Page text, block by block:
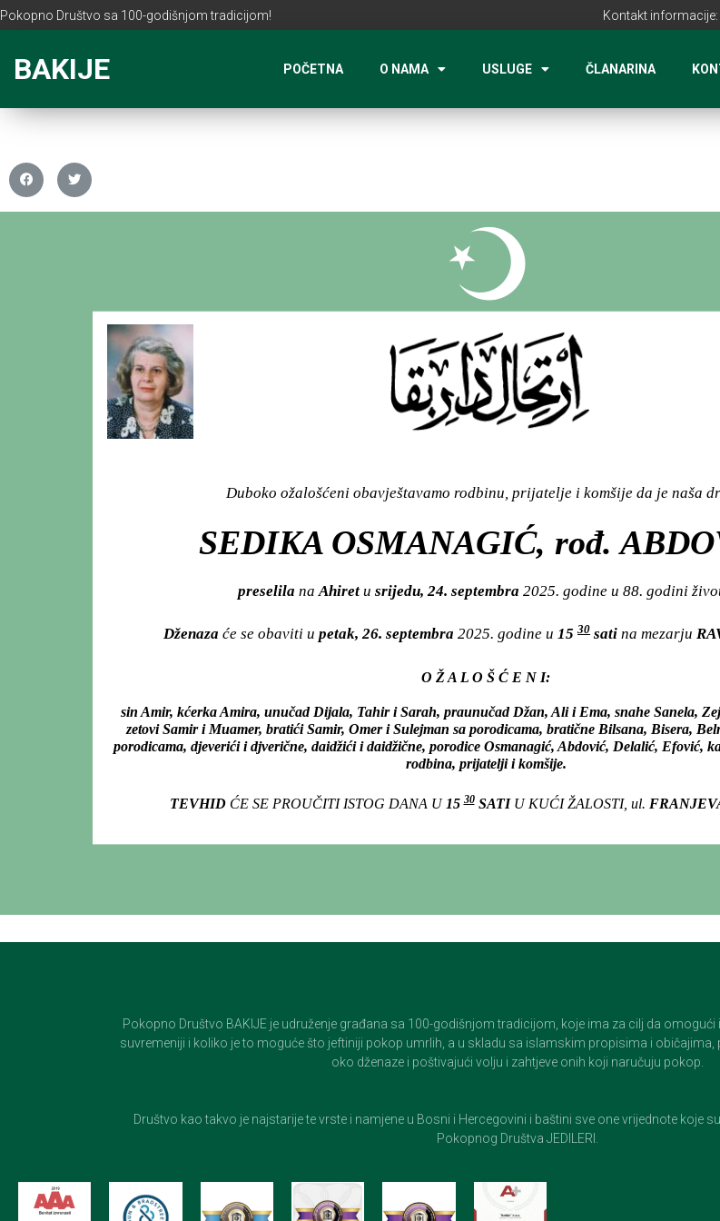
Pokopno Društvo sa 100-godišnjom tradicijom! Kontakt informacije:
BAKIJE POČETNA O NAMA USLUGE ČLANARINA
Duboko ožalošćeni obavještavamo rodbinu, prijatelje i komšije da je naša
SEDIKA OSMANAGIĆ, rođ.
preselila naAhiretu srijedu, 24. septembra 2025. godine u 88. godini
Dženaza će se obaviti u petak, 26. septembra 2025. godine u 15 30 sati na mezarju
O Ž A L O Š Ć E N I:
sin Amir, kćerka Amira, unučad Dijala, Tahir i Sarah, praunučad Džan, Ali i Ema, snahe Sanela,
zetovi Samir i Muamer, bratići Samir, Omer i Sulejman sa porodicama, bratične Bilsana, Bisera,
porodicama, djeverići i djverične, daidžići i daidžične, porodice Osmanagić, Abdović, Delalić, Efović,
rodbina, prijatelji i komšije.
TEVHIDĆE SE PROUČITI ISTOG DANA U 1530SATIU KUĆI ŽALOSTI, ul.
Pokopno Društvo BAKIJE je udruženje građana sa 100-godišnjom tradicijom, koje ima za cilj da omogući
suvremeniji i koliko je to moguće što jeftiniji pokop umrlih, a u skladu sa islamskim propisima i
oko dženaze i poštivajući volju i zahtjeve onih koji naručuju pokop.
Društvo kao takvo je najstarije te vrste i namjene u Bosni i Hercegovini i baštini sve one vrijednote koje
Pokopnog Društva JEDILERI.